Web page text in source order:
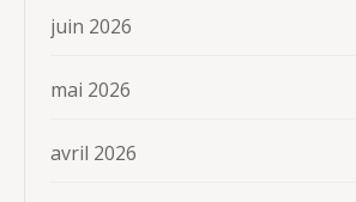
juin 2026
mai 2026
avril 2026